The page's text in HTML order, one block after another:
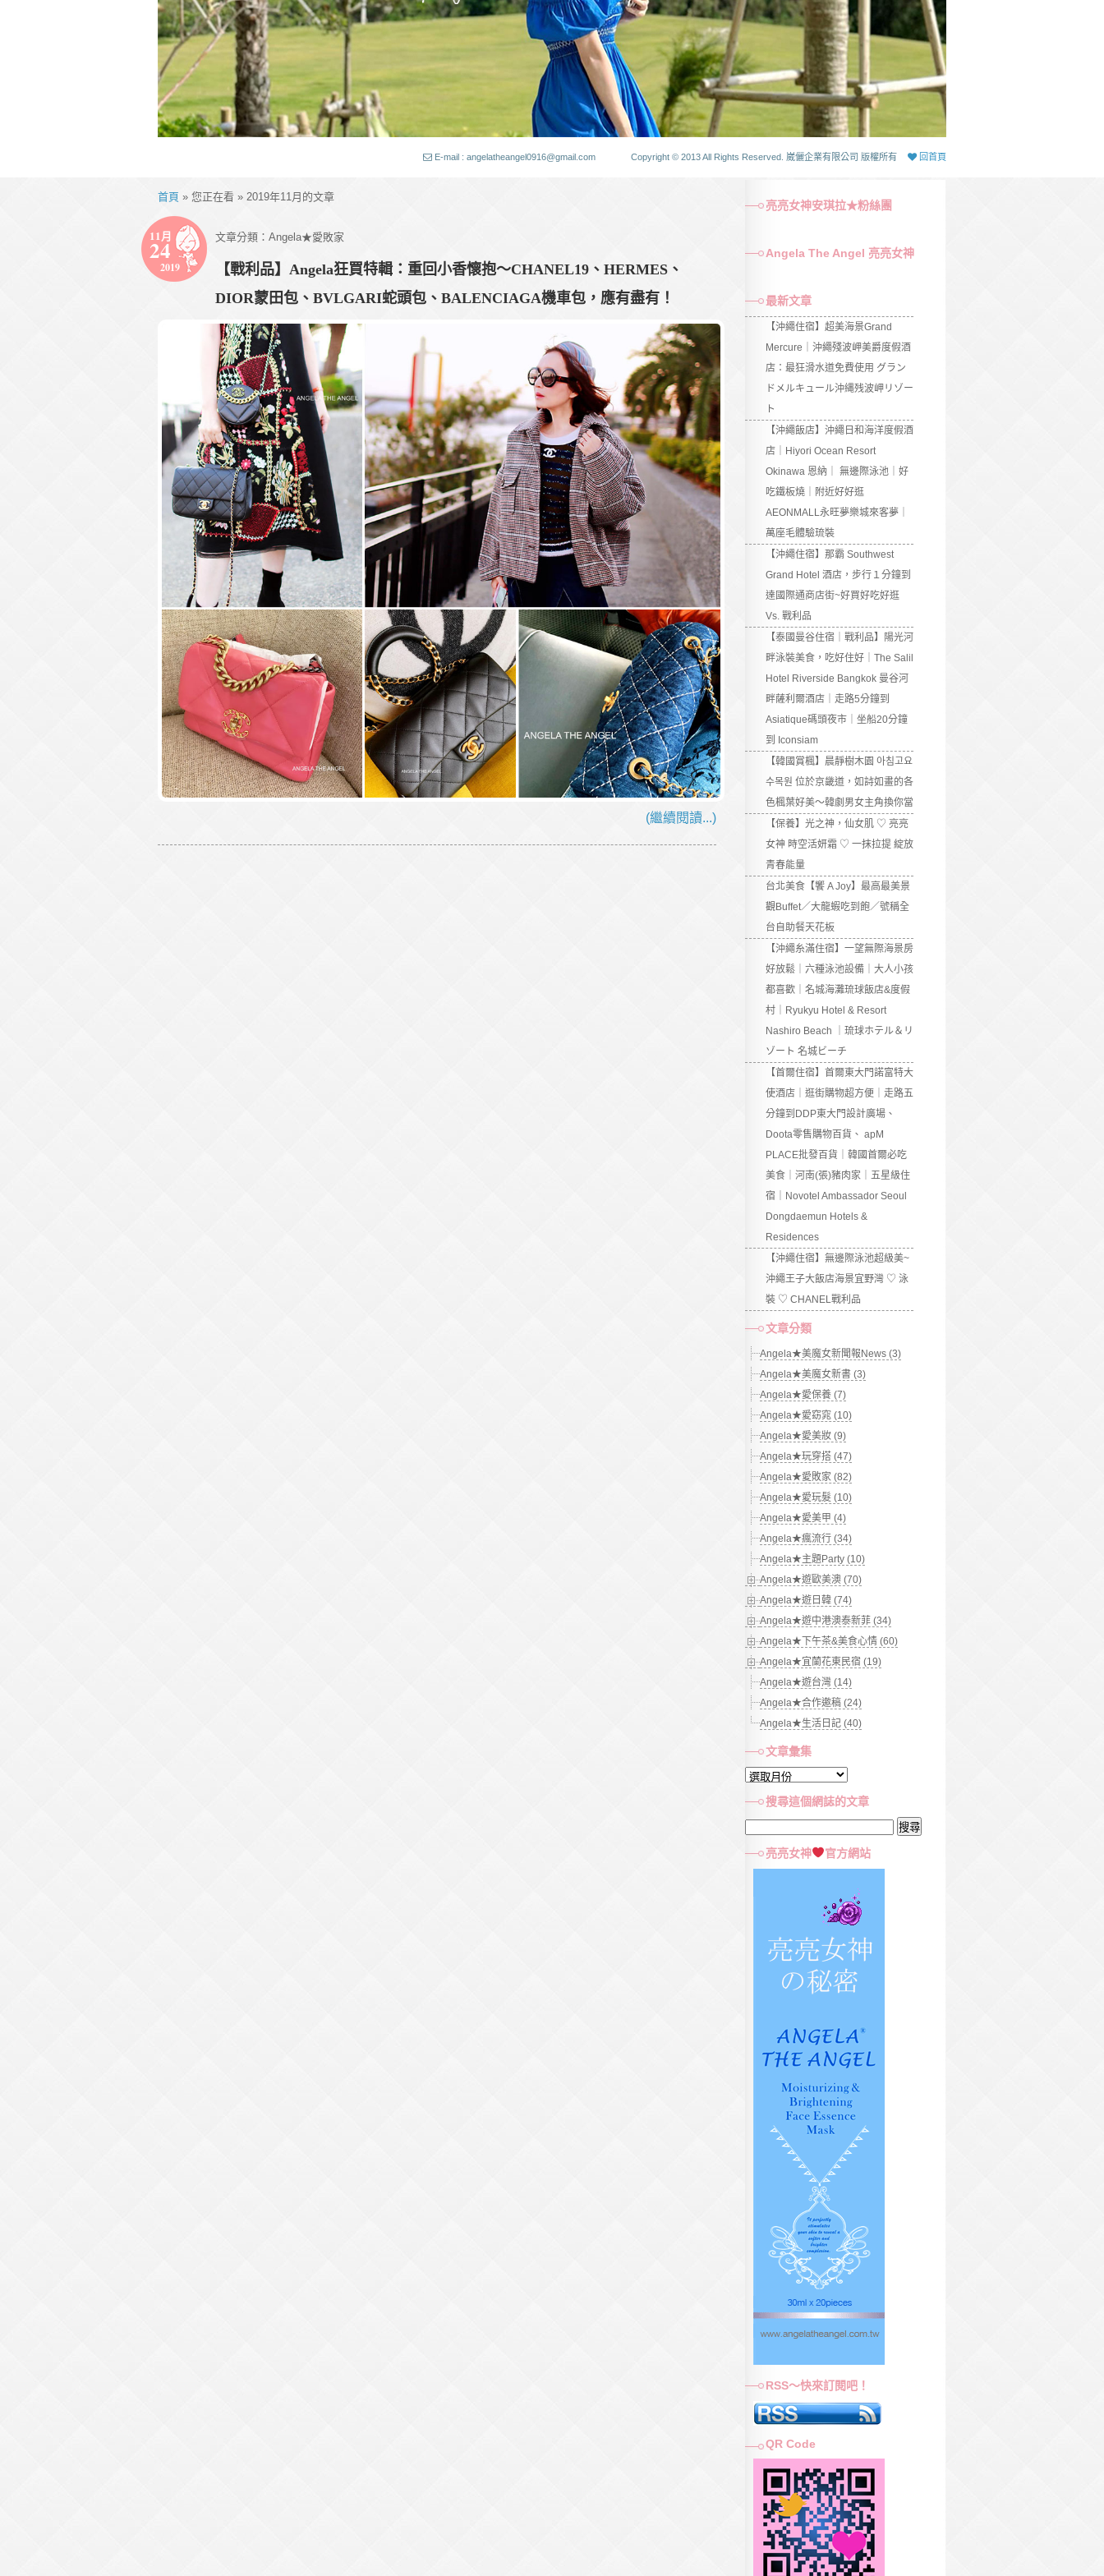
E-mail : angelatheangel0916@gmail.com Copyright © 2013 All Rights Reserved. 崴儷企業有限公司 版權所有 回首頁
首頁 » 您正在看 » 2019年11月的文章
11月
24
2019
文章分類： Angela★愛敗家
【戰利品】Angela狂買特輯：重回小香懷抱～CHANEL19、HERMES、
DIOR蒙田包、BVLGARI蛇頭包、BALENCIAGA機車包，應有盡有！
(繼續閱讀...)
亮亮女神安琪拉★粉絲團
Angela The Angel 亮亮女神
最新文章
【沖繩住宿】超美海景Grand
Mercure｜沖繩殘波岬美爵度假酒
店：最狂滑水道免費使用 グラン
ドメルキュール沖縄残波岬リゾー
ト
【沖繩飯店】沖繩日和海洋度假酒
店｜Hiyori Ocean Resort
Okinawa 恩納｜ 無邊際泳池｜好
吃鐵板燒｜附近好好逛
AEONMALL永旺夢樂城來客夢｜
萬座毛體驗琉裝
【沖繩住宿】那霸 Southwest
Grand Hotel 酒店，步行１分鐘到
達國際通商店街~好買好吃好逛
Vs. 戰利品
【泰國曼谷住宿｜戰利品】陽光河
畔泳裝美食，吃好住好｜The Salil
Hotel Riverside Bangkok 曼谷河
畔薩利爾酒店｜走路5分鐘到
Asiatique碼頭夜市｜坐船20分鐘
到 Iconsiam
【韓國賞楓】晨靜樹木園 아침고요
수목원 位於京畿道，如詩如畫的各
色楓葉好美～韓劇男女主角換你當
【保養】光之神，仙女肌 ♡ 亮亮
女神 時空活妍霜 ♡ 一抹拉提 綻放
青春能量
台北美食【饗 A Joy】最高最美景
觀Buffet／大龍蝦吃到飽／號稱全
台自助餐天花板
【沖繩糸滿住宿】一望無際海景房
好放鬆｜六種泳池設備｜大人小孩
都喜歡｜名城海灘琉球飯店&度假
村｜Ryukyu Hotel & Resort
Nashiro Beach ｜琉球ホテル＆リ
ゾート 名城ビーチ
【首爾住宿】首爾東大門諾富特大
使酒店｜逛街購物超方便｜走路五
分鐘到DDP東大門設計廣場、
Doota零售購物百貨、 apM
PLACE批發百貨｜韓國首爾必吃
美食｜河南(張)豬肉家｜五星級住
宿｜Novotel Ambassador Seoul
Dongdaemun Hotels &
Residences
【沖繩住宿】無邊際泳池超級美~
沖繩王子大飯店海景宜野灣 ♡ 泳
裝 ♡ CHANEL戰利品
文章分類
Angela★美魔女新聞報News (3)
Angela★美魔女新書 (3)
Angela★愛保養 (7)
Angela★愛窈窕 (10)
Angela★愛美妝 (9)
Angela★玩穿搭 (47)
Angela★愛敗家 (82)
Angela★愛玩髮 (10)
Angela★愛美甲 (4)
Angela★瘋流行 (34)
Angela★主題Party (10)
Angela★遊歐美澳 (70)
Angela★遊日韓 (74)
Angela★遊中港澳泰新菲 (34)
Angela★下午茶&美食心情 (60)
Angela★宜蘭花東民宿 (19)
Angela★遊台灣 (14)
Angela★合作邀稿 (24)
Angela★生活日記 (40)
文章彙集
文
彙
集
搜尋這個網誌的文章
關
亮亮女神 官方網站
RSS～快來訂閱吧！
QR Code